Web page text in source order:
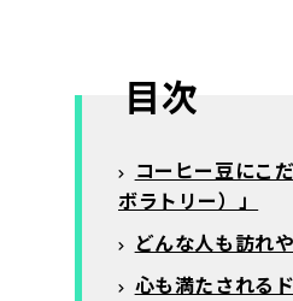
目次
コーヒー豆にこ
ボラトリー）」
どんな人も訪れ
心も満たされる